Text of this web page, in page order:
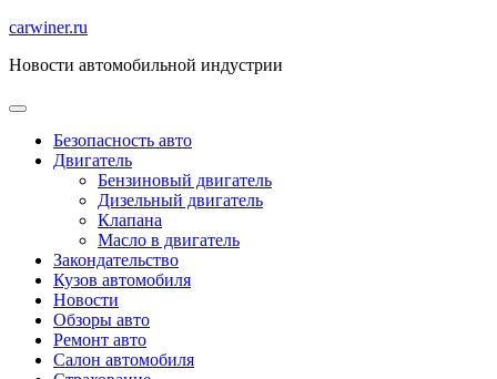
Перейти
содержимому
carwiner.ru
Новости автомобильной индустрии
Безопасность авто
Двигатель
Бензиновый двигатель
Дизельный двигатель
Клапана
Масло в двигатель
Закондательство
Кузов автомобиля
Новости
Обзоры авто
Ремонт авто
Салон автомобиля